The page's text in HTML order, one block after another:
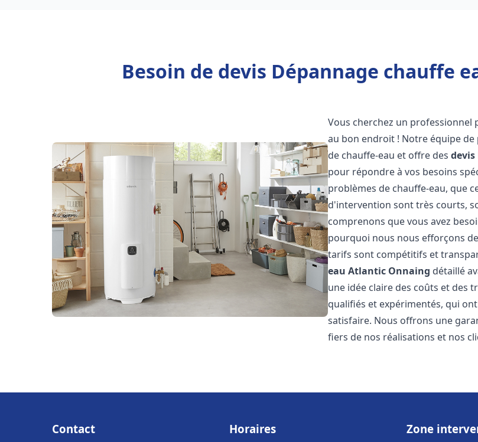
Besoin de devis Dépannage chauffe
Vous cherchez un professionnel
au bon endroit ! Notre équipe
de chauffe-eau et offre des
pour répondre à vos besoins
problèmes de chauffe-eau, que
d'intervention sont très courts,
comprenons que vous avez
pourquoi nous nous efforçons
tarifs sont compétitifs et
eau Atlantic Onnaing détaillé
une idée claire des coûts et des
qualifiés et expérimentés, qui
satisfaire. Nous offrons une
fiers de nos réalisations et nos
Contact Horaires Zone